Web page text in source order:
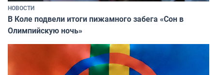
НОВОСТИ
В Коле подвели итоги пижамного забега «Сон в
Олимпийскую ночь»